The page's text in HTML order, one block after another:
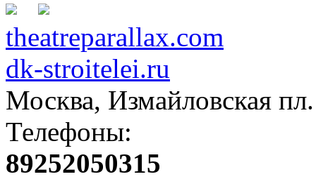
theatreparallax.com
dk-stroitelei.ru
Москва, Измайловская
Телефоны:
89252050315